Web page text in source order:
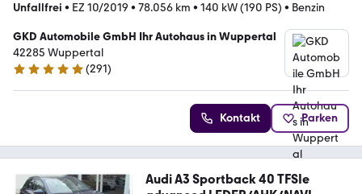
Unfallfrei • EZ 10/2019 • 78.056 km • 140 kW (190 PS) • Benzin
GKD Automobile GmbH Ihr Autohaus in Wuppertal
42285 Wuppertal
4.8 Sterne
(291)
Kontakt Parken
Audi A3 Sportback 40 TFSIe